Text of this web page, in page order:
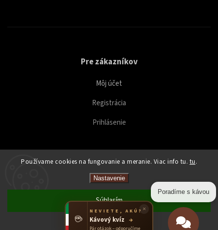
Používame cookies na fungovanie a meranie. Viac info tu. tu.
Nastavenie
Odmietnuť
Súhlasím
Pre zákazníkov
Môj účet
Registrácia
Prihlásenie
Caffeitaliano. Všetky práva vyhradené.
Upraviť nastavenie cookies
Poradíme s kávou
×
☕ NEVIETE, AKÚ?
Kávový kvíz →
Pár otázok – odporučíme